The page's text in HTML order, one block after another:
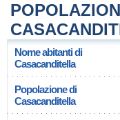
Nome abitanti di
Casacanditella
Popolazione di
Casacanditella